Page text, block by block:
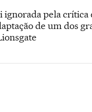
pela crítica
de um dos